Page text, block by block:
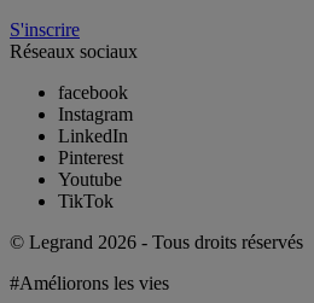
S'inscrire
Réseaux sociaux
facebook
Instagram
LinkedIn
Pinterest
Youtube
TikTok
© Legrand 2026 - Tous droits réservés
#Améliorons les vies